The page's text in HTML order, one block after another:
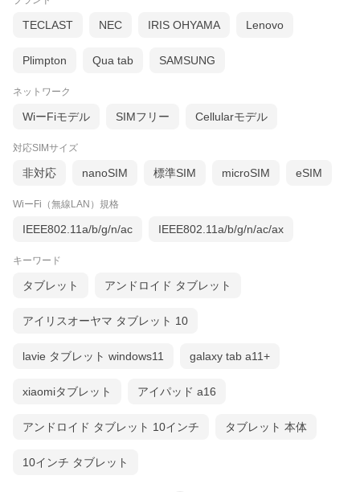
TECLAST NEC IRIS OHYAMA Lenovo
Plimpton Qua tab SAMSUNG
ネットワーク
WiーFiモデル SIMフリー Cellularモデル
対応SIMサイズ
非対応 nanoSIM 標準SIM microSIM eSIM
WiーFi（無線LAN）規格
IEEE802.11a/b/g/n/ac IEEE802.11a/b/g/n/ac/ax
キーワード
タブレット アンドロイド タブレット
アイリスオーヤマ タブレット 10
lavie タブレット windows11 galaxy tab a11+
xiaomiタブレット アイパッド a16
アンドロイド タブレット 10インチ タブレット 本体
10インチ タブレット